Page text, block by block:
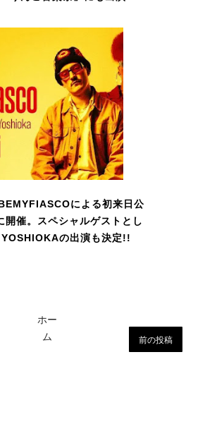
による初来日公
開催。スペシャルゲストとし
の出演も決定!!
前の投稿
ホー
ム